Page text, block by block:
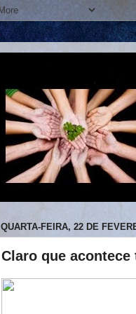
QUARTA-FEIRA, 22 DE
Claro que